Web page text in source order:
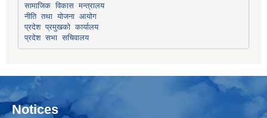
सामाजिक विकास मन्त्रालय
नीति तथा योजना आयोग
प्रदेश प्रमुखको कार्यालय
प्रदेश सभा सचिवालय
Notices